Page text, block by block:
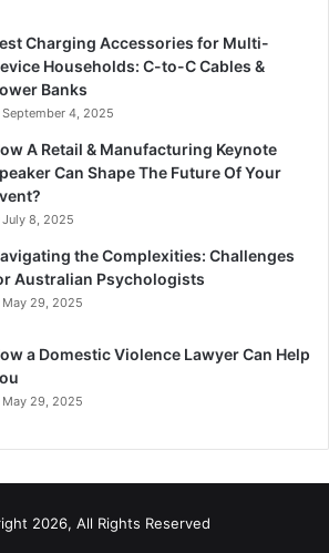
Charging Accessories for Multi-
Households: C-to-C Cables &
Banks
September 4, 2025
A Retail & Manufacturing Keynote
Can Shape The Future Of Your
July 8, 2025
the Complexities: Challenges
Australian Psychologists
May 29, 2025
a Domestic Violence Lawyer Can Help
May 29, 2025
2026, All Rights Reserved